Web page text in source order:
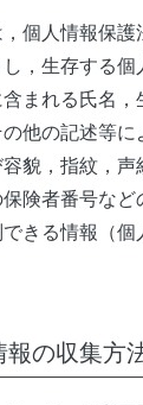
，個人情報保
，生存する個
まれる氏名
他の記述等
貌，指紋，声
険者番号など
きる情報（個
の収集方法